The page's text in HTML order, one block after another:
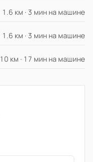
1.6 км · 3 мин на машине
1.6 км · 3 мин на машине
10 км · 17 мин на машине